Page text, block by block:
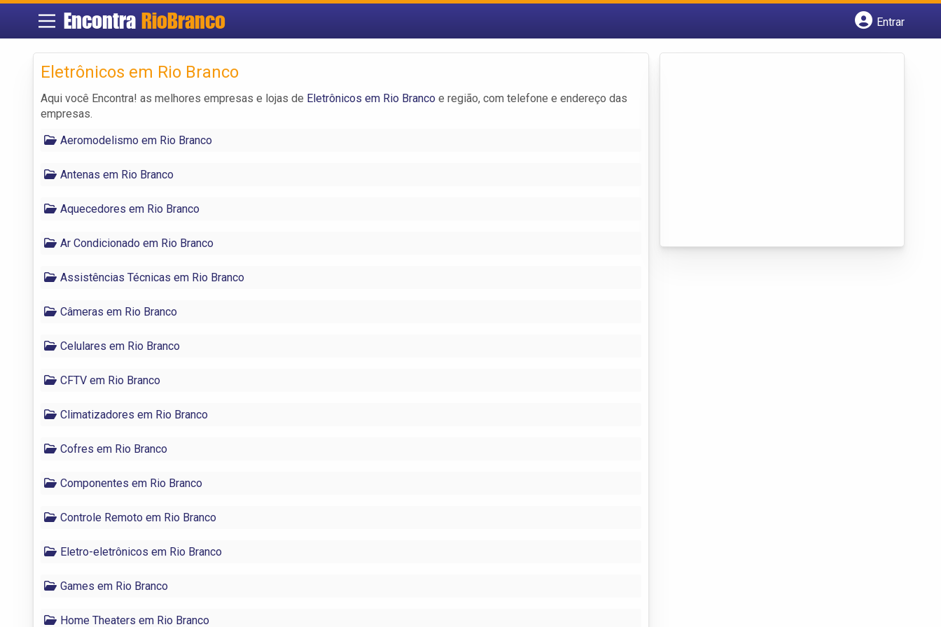
Encontra RioBranco
Entrar
Eletrônicos em Rio Branco
Aqui você Encontra! as melhores empresas e lojas de Eletrônicos em Rio Branco e região, com telefone e endereço das
empresas.
Aeromodelismo em Rio Branco
Antenas em Rio Branco
Aquecedores em Rio Branco
Ar Condicionado em Rio Branco
Assistências Técnicas em Rio Branco
Câmeras em Rio Branco
Celulares em Rio Branco
CFTV em Rio Branco
Climatizadores em Rio Branco
Cofres em Rio Branco
Componentes em Rio Branco
Controle Remoto em Rio Branco
Eletro-eletrônicos em Rio Branco
Games em Rio Branco
Home Theaters em Rio Branco